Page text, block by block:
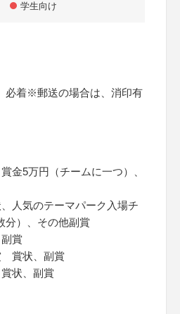
学生向け
必着※郵送の場合は、消印有
金5万円（チームに一つ）、
人気のテーマパーク入場チ
分）、その他副賞
賞
賞状、副賞
状、副賞